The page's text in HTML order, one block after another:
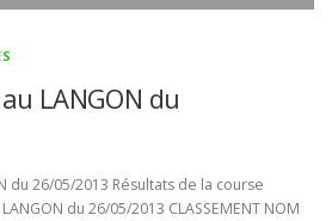
LANGON du
du 26/05/2013 Résultats de la course
du 26/05/2013 CLASSEMENT NOM